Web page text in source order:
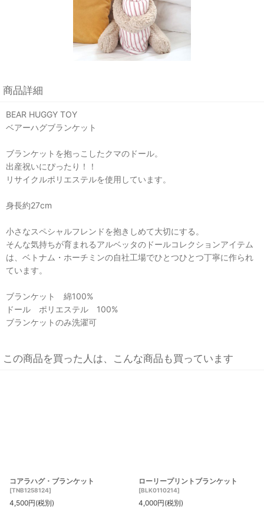
商品詳細
BEAR HUGGY TOY
ベアーハグブランケット
ブランケットを抱っこしたクマのドール。
出産祝いにぴったり！！
リサイクルポリエステルを使用しています。
身長約27cm
小さなスペシャルフレンドを抱きしめて大切にする。
そんな気持ちが育まれるアルベッタのドールコレクションアイテム
は、ベトナム・ホーチミンの自社工場でひとつひとつ丁寧に作られ
ています。
ブランケット 綿100%
ドール ポリエステル 100%
ブランケットのみ洗濯可
この商品を買った人は、こんな商品も買っています
コアラハグ・ブランケット
[TNB1258124]
4,500円(税別)
ローリープリントブランケット
[BLK0110214]
4,000円(税別)